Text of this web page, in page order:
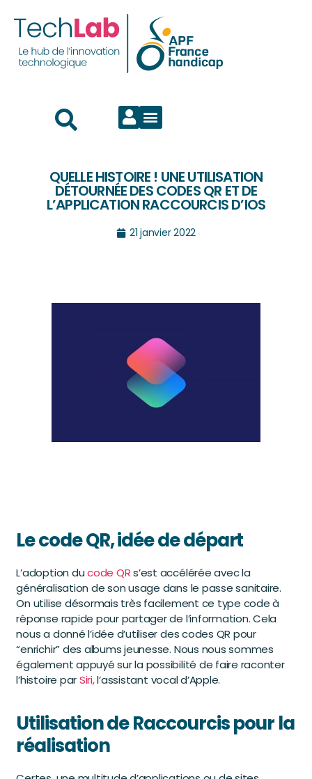
QUELLE HISTOIRE ! UNE UTILISATION
DÉTOURNÉE DES CODES QR ET DE
L’APPLICATION RACCOURCIS D’IOS
21 janvier 2022
Le code QR, idée de départ
L’adoption ducode QRs’est accélérée avec la
généralisation de son usage dans le passe sanitaire.
On utilise désormais très facilement ce type code à
réponse rapide pour partager de l’information. Cela
nous a donné l’idée d’utiliser des codes QR pour
“enrichir” des albums jeunesse. Nous nous sommes
également appuyé sur la possibilité de faire raconter
l’histoire parSiri,l’assistant vocal d’Apple.
Utilisation de Raccourcis pour la
réalisation